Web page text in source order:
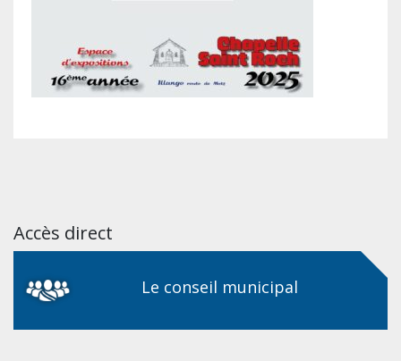
Accès direct
Le conseil municipal